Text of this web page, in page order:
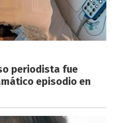
periodista fue
episodio en